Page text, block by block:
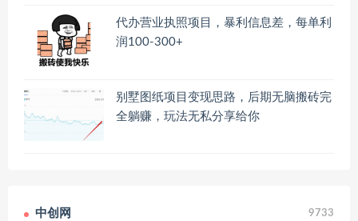
代办营业执照项目，暴利信息差，每单利
润100-300+
别墅图纸项目变现思路，后期无脑搬砖完
全躺赚，玩法无私分享给你
中创网 9733